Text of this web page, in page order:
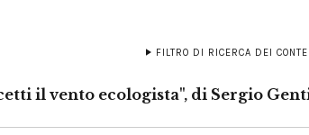
FILTRO DI RICERCA DEI
il vento ecologista", di Sergio